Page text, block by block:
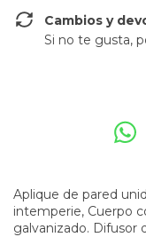
Cambios y
Si no te gusta,
Aplique de pared
intemperie, Cuerpo
galvanizado. Difusor